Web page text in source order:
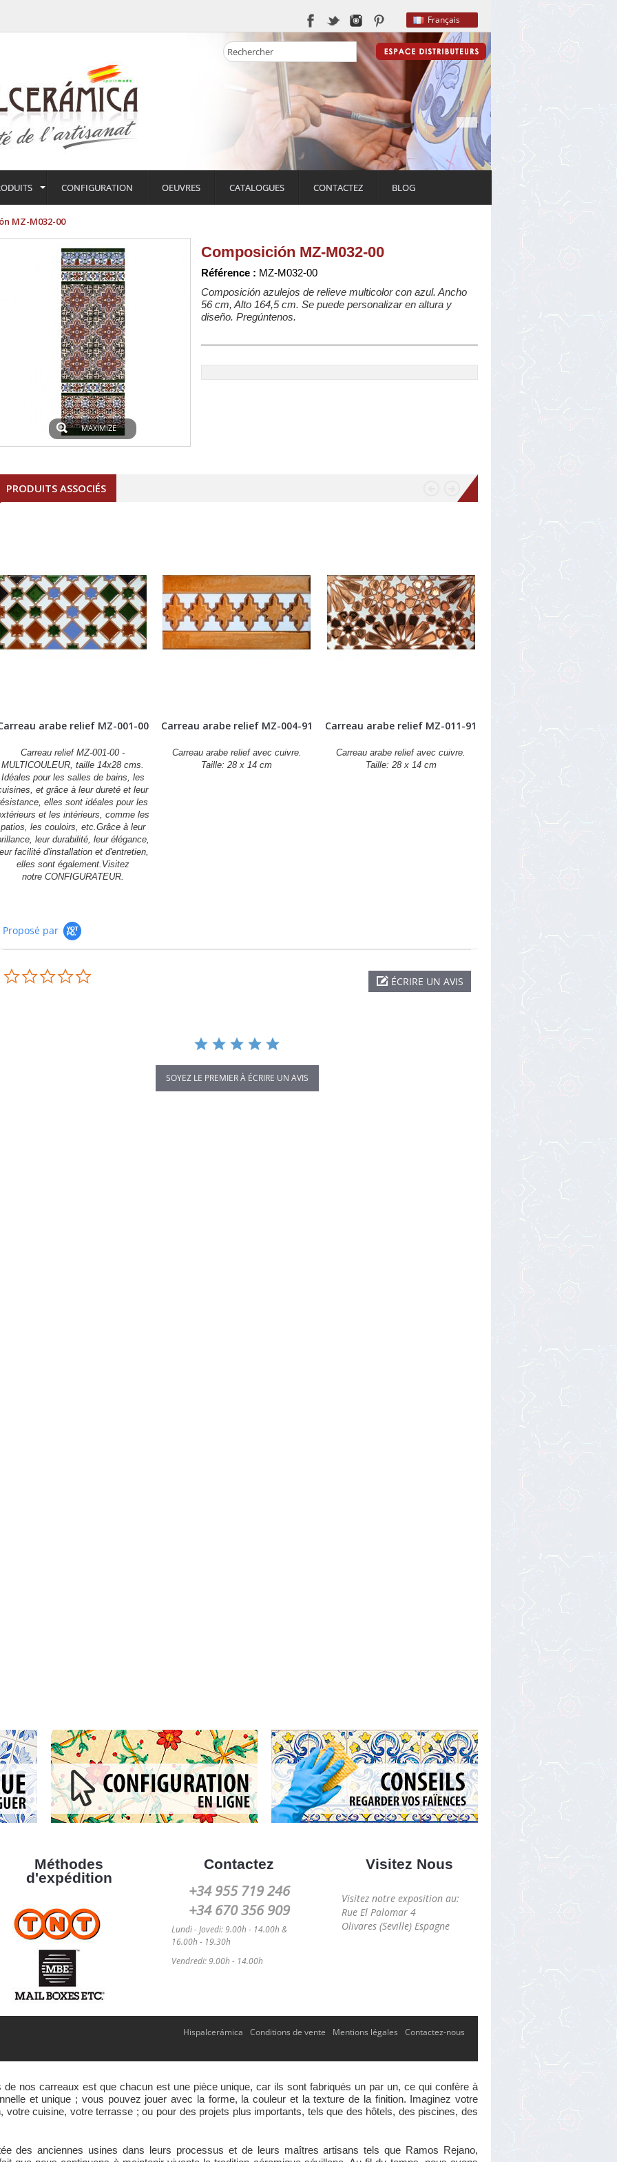
Français
CONFIGURATION OEUVRES CATALOGUES CONTACTEZ BLOG
MZ-M032-00
MAXIMIZE
Composición MZ-M032-00
Référence : MZ-M032-00
Composición azulejos de relieve multicolor con azul. Ancho
56 cm, Alto 164,5 cm. Se puede personalizar en altura y
diseño. Pregúntenos.
PRODUITS ASSOCIÉS
arabe relief MZ-001-00
Carreau relief MZ-001-00 -
MULTICOULEUR, taille 14x28 cms.
Idéales pour les salles de bains, les
et grâce à leur dureté et leur
elles sont idéales pour les
et les intérieurs, comme les
patios, les couloirs, etc.Grâce à leur
leur durabilité, leur élégance,
facilité d'installation et d'entretien,
elles sont également.Visitez
notre CONFIGURATEUR.
Carreau arabe relief MZ-004-91
Carreau arabe relief avec cuivre.
Taille: 28 x 14 cm
Carreau arabe relief MZ-011-91
Carreau arabe relief avec cuivre.
Taille: 28 x 14 cm
Proposé par
ÉCRIRE UN AVIS
SOYEZ LE PREMIER À ÉCRIRE UN AVIS
Méthodes
d'expédition
Contactez
+34 955 719 246
+34 670 356 909
Lundi - Jovedi: 9.00h - 14.00h &
16.00h - 19.30h
Vendredi: 9.00h - 14.00h
Visitez Nous
Visitez notre exposition au:
Rue El Palomar 4
Olivares (Seville) Espagne
Hispalcerámica Conditions de vente Mentions légales Contactez-nous
nos carreaux est que chacun est une pièce unique, car ils sont fabriqués un par un, ce qui confère à
et unique ; vous pouvez jouer avec la forme, la couleur et la texture de la finition. Imaginez votre
votre cuisine, votre terrasse ; ou pour des projets plus importants, tels que des hôtels, des piscines, des
des anciennes usines dans leurs processus et de leurs maîtres artisans tels que Ramos Rejano,